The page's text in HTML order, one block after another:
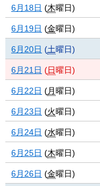
6月18日 (木曜日)
6月19日 (金曜日)
6月20日 (土曜日)
6月21日 (日曜日)
6月22日 (月曜日)
6月23日 (火曜日)
6月24日 (水曜日)
6月25日 (木曜日)
6月26日 (金曜日)